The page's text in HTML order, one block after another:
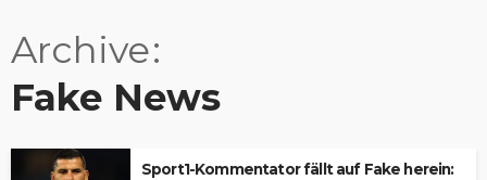
Archive
Fake News
Sport1-Kommentator fällt auf Fake herein: